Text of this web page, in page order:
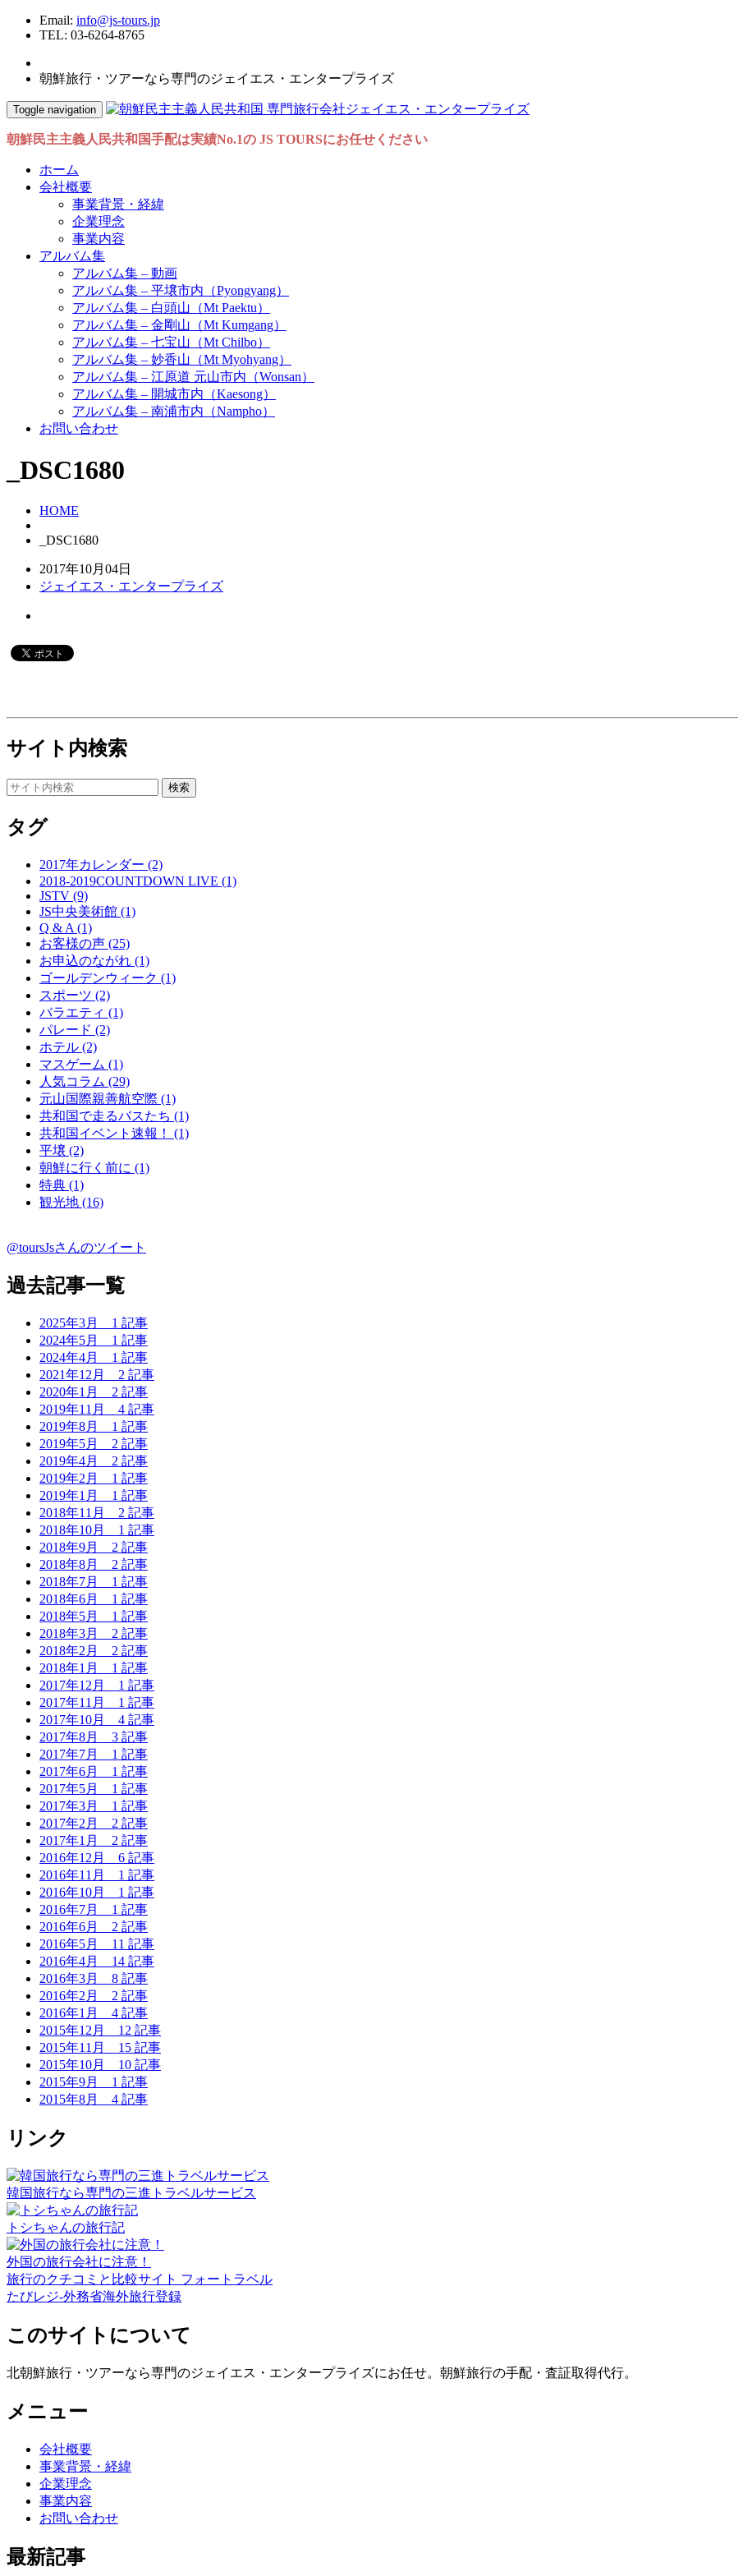
Email: info@js-tours.jp
TEL: 03-6264-8765
朝鮮旅行・ツアーなら専門のジェイエス・エンタープライズ
Toggle navigation
朝鮮民主主義人民共和国手配は実績No.1の JS TOURSにお任せください
ホーム
会社概要
事業背景・経緯
企業理念
事業内容
アルバム集
アルバム集 – 動画
アルバム集 – 平壌市内（Pyongyang）
アルバム集 – 白頭山（Mt Paektu）
アルバム集 – 金剛山（Mt Kumgang）
アルバム集 – 七宝山（Mt Chilbo）
アルバム集 – 妙香山（Mt Myohyang）
アルバム集 – 江原道 元山市内（Wonsan）
アルバム集 – 開城市内（Kaesong）
アルバム集 – 南浦市内（Nampho）
お問い合わせ
_DSC1680
HOME
_DSC1680
2017年10月04日
ジェイエス・エンタープライズ
サイト内検索
タグ
2017年カレンダー (2)
2018-2019COUNTDOWN LIVE (1)
JSTV (9)
JS中央美術館 (1)
Q & A (1)
お客様の声 (25)
お申込のながれ (1)
ゴールデンウィーク (1)
スポーツ (2)
バラエティ (1)
パレード (2)
ホテル (2)
マスゲーム (1)
人気コラム (29)
元山国際親善航空際 (1)
共和国で走るバスたち (1)
共和国イベント速報！ (1)
平壌 (2)
朝鮮に行く前に (1)
特典 (1)
観光地 (16)
@toursJsさんのツイート
過去記事一覧
2025年3月 1 記事
2024年5月 1 記事
2024年4月 1 記事
2021年12月 2 記事
2020年1月 2 記事
2019年11月 4 記事
2019年8月 1 記事
2019年5月 2 記事
2019年4月 2 記事
2019年2月 1 記事
2019年1月 1 記事
2018年11月 2 記事
2018年10月 1 記事
2018年9月 2 記事
2018年8月 2 記事
2018年7月 1 記事
2018年6月 1 記事
2018年5月 1 記事
2018年3月 2 記事
2018年2月 2 記事
2018年1月 1 記事
2017年12月 1 記事
2017年11月 1 記事
2017年10月 4 記事
2017年8月 3 記事
2017年7月 1 記事
2017年6月 1 記事
2017年5月 1 記事
2017年3月 1 記事
2017年2月 2 記事
2017年1月 2 記事
2016年12月 6 記事
2016年11月 1 記事
2016年10月 1 記事
2016年7月 1 記事
2016年6月 2 記事
2016年5月 11 記事
2016年4月 14 記事
2016年3月 8 記事
2016年2月 2 記事
2016年1月 4 記事
2015年12月 12 記事
2015年11月 15 記事
2015年10月 10 記事
2015年9月 1 記事
2015年8月 4 記事
リンク
韓国旅行なら専門の三進トラベルサービス
トシちゃんの旅行記
外国の旅行会社に注意！
旅行のクチコミと比較サイト フォートラベル
たびレジ-外務省海外旅行登録
このサイトについて
北朝鮮旅行・ツアーなら専門のジェイエス・エンタープライズにお任せ。朝鮮旅行の手配・査証取得代行。
メニュー
会社概要
事業背景・経緯
企業理念
事業内容
お問い合わせ
最新記事